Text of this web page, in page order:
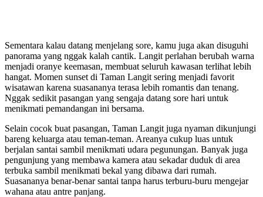
Sementara kalau datang menjelang sore, kamu juga akan disuguhi
panorama yang nggak kalah cantik. Langit perlahan berubah warna
menjadi oranye keemasan, membuat seluruh kawasan terlihat lebih
hangat. Momen sunset di Taman Langit sering menjadi favorit
wisatawan karena suasananya terasa lebih romantis dan tenang.
Nggak sedikit pasangan yang sengaja datang sore hari untuk
menikmati pemandangan ini bersama.
Selain cocok buat pasangan, Taman Langit juga nyaman dikunjungi
bareng keluarga atau teman-teman. Areanya cukup luas untuk
berjalan santai sambil menikmati udara pegunungan. Banyak juga
pengunjung yang membawa kamera atau sekadar duduk di area
terbuka sambil menikmati bekal yang dibawa dari rumah.
Suasananya benar-benar santai tanpa harus terburu-buru mengejar
wahana atau antre panjang.